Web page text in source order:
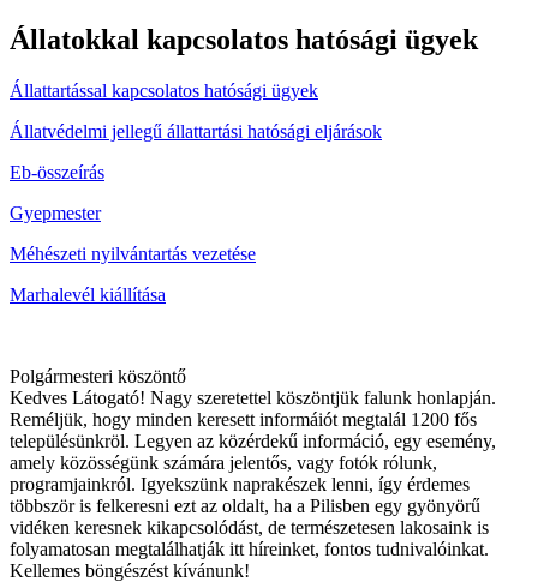
Állatokkal kapcsolatos hatósági ügyek
Állattartással kapcsolatos hatósági ügyek
Állatvédelmi jellegű állattartási hatósági eljárások
Eb-összeírás
Gyepmester
Méhészeti nyilvántartás vezetése
Marhalevél kiállítása
Polgármesteri köszöntő
Kedves Látogató! Nagy szeretettel köszöntjük falunk honlapján.
Reméljük, hogy minden keresett informáiót megtalál 1200 fős
településünkröl. Legyen az közérdekű információ, egy esemény,
amely közösségünk számára jelentős, vagy fotók rólunk,
programjainkról. Igyekszünk naprakészek lenni, így érdemes
többször is felkeresni ezt az oldalt, ha a Pilisben egy gyönyörű
vidéken keresnek kikapcsolódást, de természetesen lakosaink is
folyamatosan megtalálhatják itt híreinket, fontos tudnivalóinkat.
Kellemes böngészést kívánunk!